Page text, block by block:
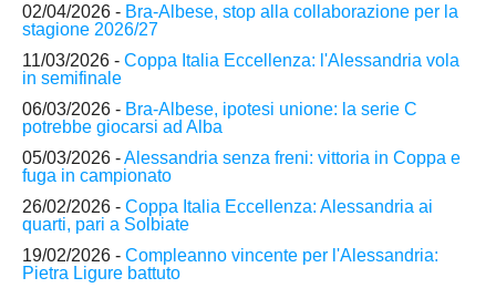
02/04/2026 - Bra-Albese, stop alla collaborazione per la
stagione 2026/27
11/03/2026 - Coppa Italia Eccellenza: l'Alessandria vola
in semifinale
06/03/2026 - Bra-Albese, ipotesi unione: la serie C
potrebbe giocarsi ad Alba
05/03/2026 -Alessandria senza freni: vittoria in Coppa e
fuga in campionato
26/02/2026 - Coppa Italia Eccellenza: Alessandria ai
quarti, pari a Solbiate
19/02/2026 - Compleanno vincente per l'Alessandria:
Pietra Ligure battuto